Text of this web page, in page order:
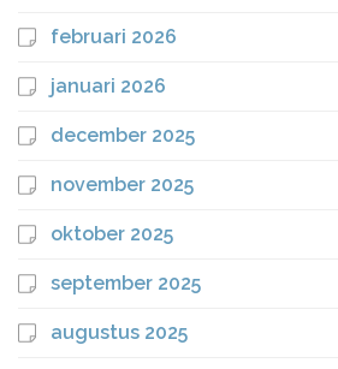
februari 2026
januari 2026
december 2025
november 2025
oktober 2025
september 2025
augustus 2025